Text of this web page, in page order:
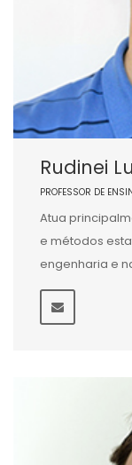
Rudinei
PROFESSOR DE
Atua
e métodos
engenharia e